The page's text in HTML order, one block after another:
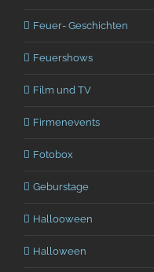
Feuer- Geschichten
Feuershows
Film und TV
Firmenevents
Fotobox
Geburstage
Hallooween
Halloween